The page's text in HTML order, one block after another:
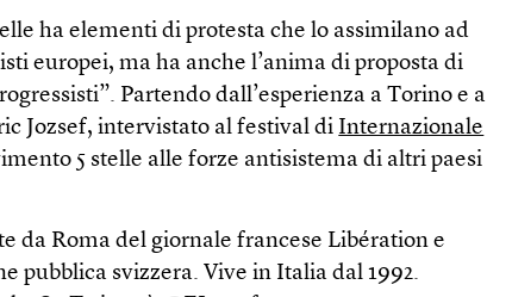
ha elementi di protesta che lo assimilano ad
europei, ma ha anche l’anima di proposta di
Partendo dall’esperienza a Torino e a
Jozsef, intervistato al festival di Internazionale
5 stelle alle forze antisistema di altri paesi
da Roma del giornale francese Libération e
pubblica svizzera. Vive in Italia dal 1992.